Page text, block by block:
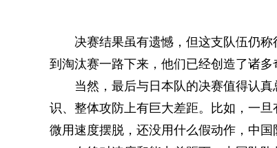
决赛结果虽有遗憾，但这支队伍仍
到淘汰赛一路下来，他们已经创造了诸
当然，最后与日本队的决赛值得认
识、整体攻防上有巨大差距。比如，一
微用速度摆脱，还没用什么假动作，中国